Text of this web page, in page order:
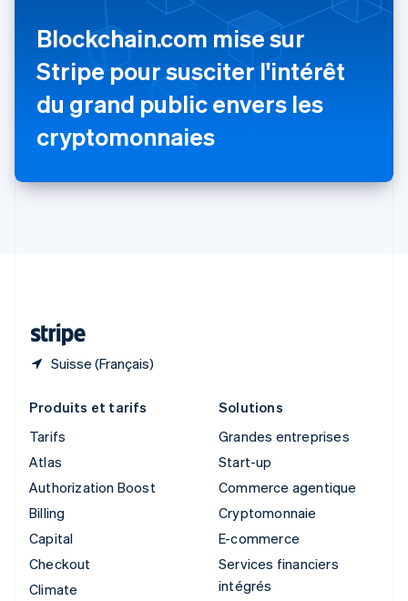
Blockchain.com mise sur
Stripe pour susciter l'intérêt
du grand public envers les
cryptomonnaies
Suisse (Français)
République tchèque
English
Roumanie
English
Royaume-Uni
English
Singapour
English简体中文
Slovaquie
Slovénie
Produits et tarifs
Tarifs
Atlas
Authorization Boost
Billing
Capital
Checkout
Climate
Solutions
Grandes entreprises
Start-up
Commerce agentique
Cryptomonnaie
E-commerce
Services financiers
intégrés